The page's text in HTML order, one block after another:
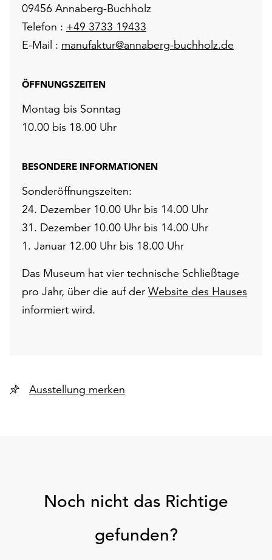
09456 Annaberg-Buchholz
Telefon : +49 3733 19433
E-Mail : manufaktur@annaberg-buchholz.de
ÖFFNUNGSZEITEN
Montag bis Sonntag
10.00 bis 18.00 Uhr
BESONDERE INFORMATIONEN
Sonderöffnungszeiten:
24. Dezember 10.00 Uhr bis 14.00 Uhr
31. Dezember 10.00 Uhr bis 14.00 Uhr
1. Januar 12.00 Uhr bis 18.00 Uhr
Das Museum hat vier technische Schließtage
pro Jahr, über die auf der Website des Hauses
informiert wird.
Ausstellung merken
Noch nicht das Richtige
gefunden?